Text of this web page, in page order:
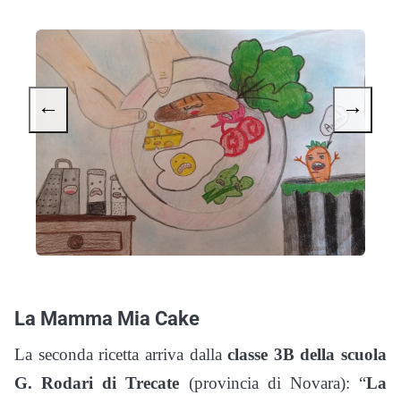
← →
La Mamma Mia Cake
La seconda ricetta arriva dallaclasse 3B della scuola
G. Rodari di Trecate (provincia di Novara): “La